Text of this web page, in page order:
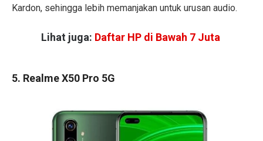
Kardon, sehingga lebih memanjakan untuk urusan audio.
Lihat juga: Daftar HP di Bawah 7 Juta
5. Realme X50 Pro 5G